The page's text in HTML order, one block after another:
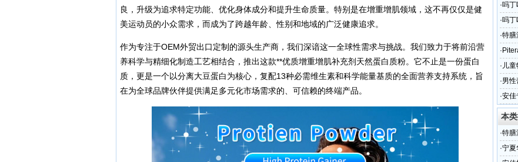
良，升级为追求特定功能、优化身体成分和提升生命质量。特别是在增重增肌领域，这不再仅仅是健
美运动员的小众需求，而成为了跨越年龄、性别和地域的广泛健康追求。
作为专注于OEM外贸出口定制的源头生产商，我们深谙这一全球性需求与挑战。我们致力于将前沿营
养科学与精细化制造工艺相结合，推出这款**优质增重增肌补充剂天然蛋白质粉。它不止是一份蛋白
质，更是一个以分离大豆蛋白为核心，复配13种必需维生素和科学能量基质的全面营养支持系统，旨
在为全球品牌伙伴提供满足多元化市场需求的、可信赖的终端产品。
·吗丁
·吗丁
·特膳
·
· 儿
品
·男
厂华
·安佳
餐饮
本
·特膳
·宁夏